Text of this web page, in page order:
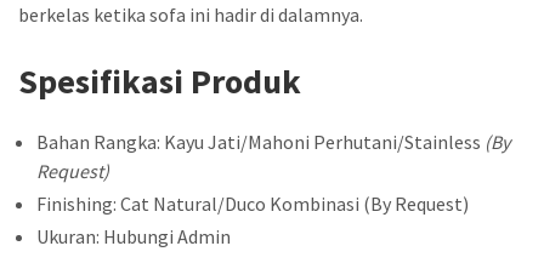
berkelas ketika sofa ini hadir di dalamnya.
Spesifikasi Produk
Bahan Rangka: Kayu Jati/Mahoni Perhutani/Stainless (By
Request)
Finishing: Cat Natural/Duco Kombinasi (By Request)
Ukuran: Hubungi Admin